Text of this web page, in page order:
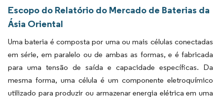
Escopo do Relatório do Mercado de Baterias da
Ásia Oriental
Uma bateria é composta por uma ou mais células conectadas
em série, em paralelo ou de ambas as formas, e é fabricada
para uma tensão de saída e capacidade específicas. Da
mesma forma, uma célula é um componente eletroquímico
utilizado para produzir ou armazenar energia elétrica em uma